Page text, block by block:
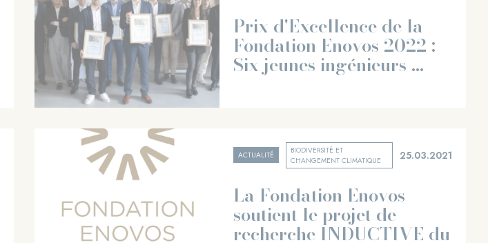
Prix d'Excellence de la
Fondation Enovos 2022 :
Six jeunes ingénieurs ...
ACTUALITÉ
BIODIVERSITÉ ET
CHANGEMENT CLIMATIQUE
25.03.2021
La Fondation Enovos
soutient le projet de
recherche INDUCTIVE du